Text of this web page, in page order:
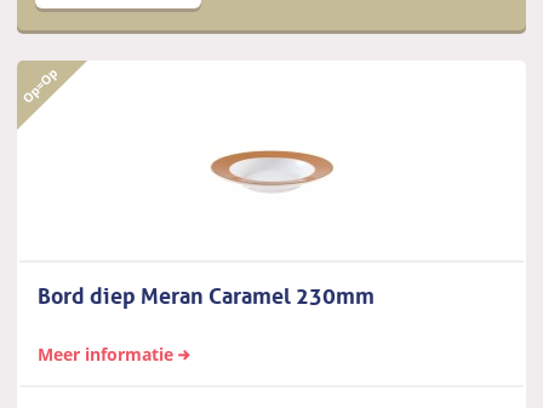
Bord diep Meran Caramel 230mm
Meer informatie